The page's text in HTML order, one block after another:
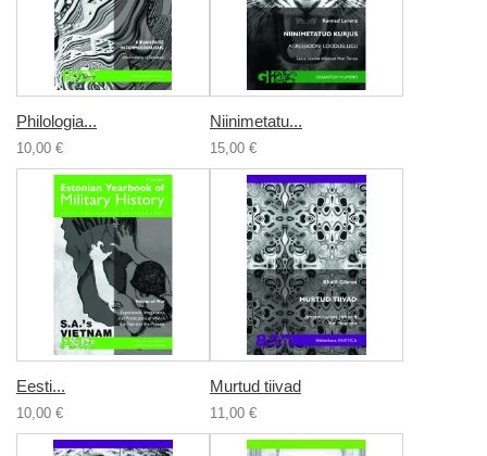
Philologia...
10,00 €
Niinimetatu...
15,00 €
Eesti...
10,00 €
Murtud tiivad
11,00 €